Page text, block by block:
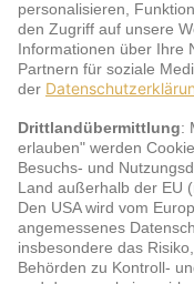
Service
jö Bonus